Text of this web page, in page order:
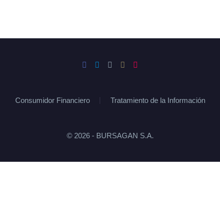
Consumidor Financiero Tratamiento de la Información
© 2026 - BURSAGAN S.A.